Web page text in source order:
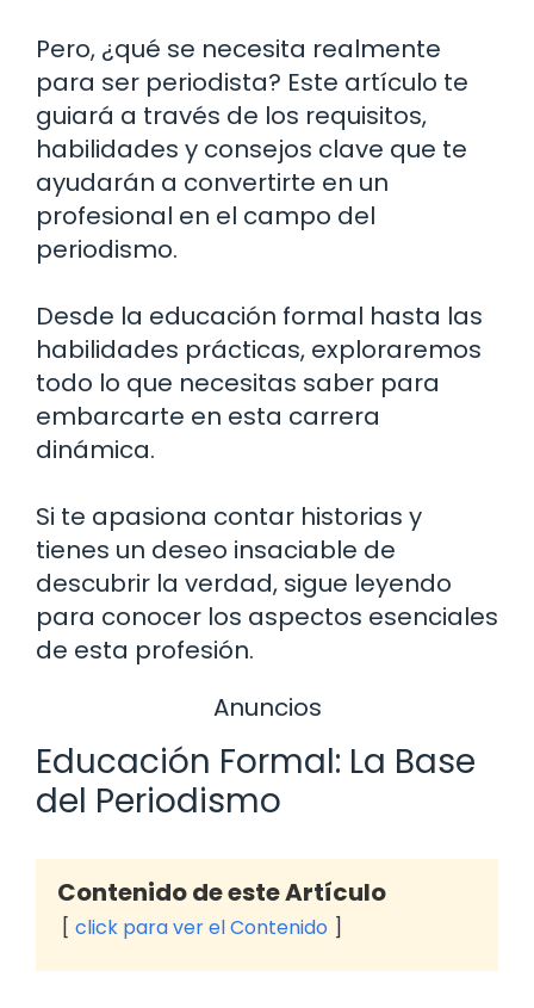
Pero, ¿qué se necesita realmente
para ser periodista? Este artículo te
guiará a través de los requisitos,
habilidades y consejos clave que te
ayudarán a convertirte en un
profesional en el campo del
periodismo.
Desde la educación formal hasta las
habilidades prácticas, exploraremos
todo lo que necesitas saber para
embarcarte en esta carrera
dinámica.
Si te apasiona contar historias y
tienes un deseo insaciable de
descubrir la verdad, sigue leyendo
para conocer los aspectos esenciales
de esta profesión.
Anuncios
Educación Formal: La Base
del Periodismo
Contenido de este Artículo
click para ver el Contenido